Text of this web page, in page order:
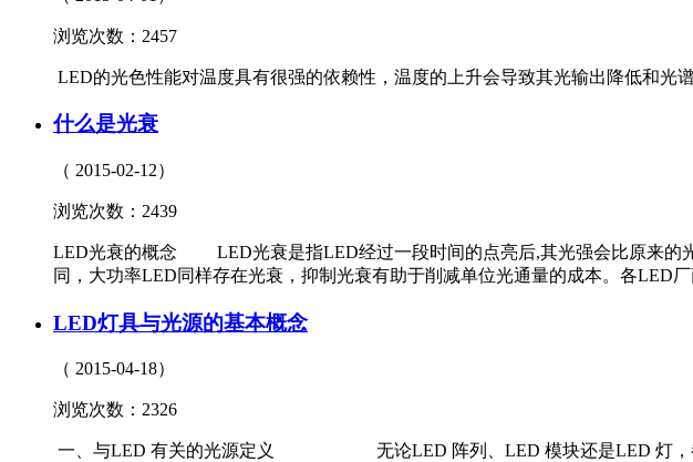
浏览次数：2457
LED的光色性能对温度具有很强的依赖性，温度的上升会导致其光输出
什么是光衰
（ 2015-02-12）
浏览次数：2439
LED光衰的概念 LED光衰是指LED经过一段时间的点亮后,其光强会比原来
同，大功率LED同样存在光衰，抑制光衰有助于削减单位光通量的成本。各
LED灯具与光源的基本概念
（ 2015-04-18）
浏览次数：2326
一、与LED 有关的光源定义 无论LED 阵列、LED 模块还是LED 灯，